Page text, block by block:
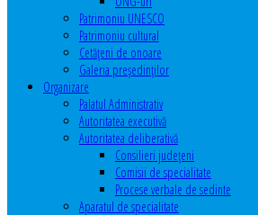
Patrimoniu UNESCO
Patrimoniu cultural
Cetăţeni de onoare
Galeria președinților
Organizare
Palatul Administrativ
Autoritatea executivă
Autoritatea deliberativă
Consilieri judeţeni
Comisii de specialitate
Procese verbale de sedinte
Aparatul de specialitate